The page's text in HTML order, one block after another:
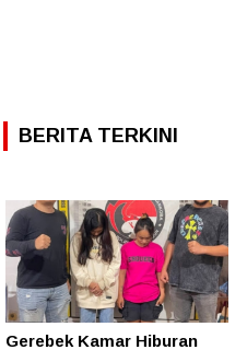
BERITA TERKINI
Gerebek Kamar Hiburan